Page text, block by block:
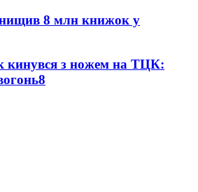
8 млн книжок у
кинувся з ножем на ТЦК:
8